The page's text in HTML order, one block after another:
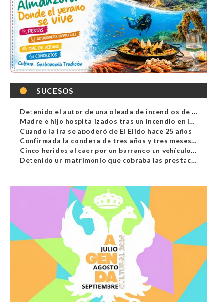
SUCESOS
Detenido el autor de una oleada de incendios de contenedores en Almería
Madre e hijo hospitalizados tras un incendio en la cocina de una vivienda en Almería
Cuando la ira se apoderó de El Ejido hace 25 años
Confirmada la condena de tres años y tres meses al hombre de Antas acusado de xenofobia
Cinco heridos al caer por un barranco un vehículo en Alcolea
Detenido un matrimonio que cobraba las prestaciones de ilegales en Almería, Granada, Málaga, Huelva y Murcia